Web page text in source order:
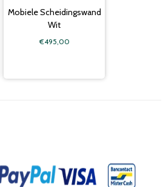
Mobiele Scheidingswand
Wit
€495,00